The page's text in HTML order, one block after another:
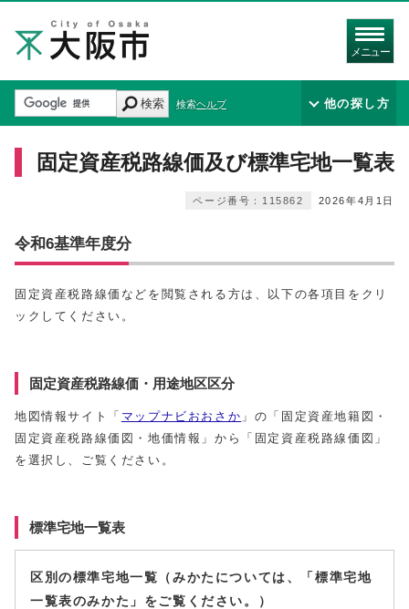
メニュー
検索 検索ヘルプ 他の探し方
固定資産税路線価及び標準宅地一覧表
2026年4月1日
ページ番号：115862
令和6基準年度分
固定資産税路線価などを閲覧される方は、以下の各項目をクリ
ックしてください。
固定資産税路線価・用途地区区分
地図情報サイト「 マップナビおおさか 」の「固定資産地籍図・
固定資産税路線価図・地価情報」から「固定資産税路線価図」
を選択し、ご覧ください。
標準宅地一覧表
区別の標準宅地一覧（みかたについては、「標準宅地
一覧表のみかた」をご覧ください。）